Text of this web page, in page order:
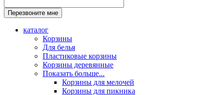
каталог
Корзины
Для белья
Пластиковые корзины
Корзины деревянные
Показать больше...
Корзины для мелочей
Корзины для пикника